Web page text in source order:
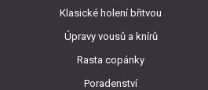
Klasické holení břitvou
Úpravy vousů a knírů
Rasta copánky
Poradenství